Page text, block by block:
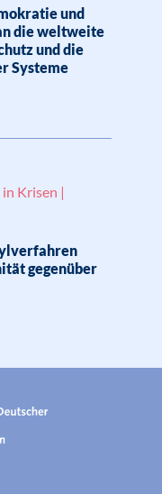
und
die weltweite
und die
Systeme
Krisen |
gegenüber